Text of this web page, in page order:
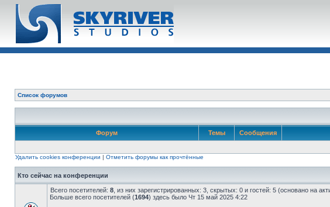
Список форумов
Форум Темы Сообщения
Удалить cookies конференции | Отметить форумы как прочтённые
Кто сейчас на конференции
Всего посетителей: 8 , из них зарегистрированных: 3, скрытых: 0 и гостей: 5 (основано на
Больше всего посетителей (1694) здесь было Чт 15 май 2025 4:22